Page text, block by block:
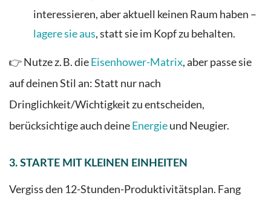
interessieren, aber aktuell keinen Raum haben –
lagere sie aus, statt sie im Kopf zu behalten.
👉 Nutze z. B. dieEisenhower-Matrix, aber passe sie
auf deinen Stil an: Statt nur nach
Dringlichkeit/Wichtigkeit zu entscheiden,
berücksichtige auch deineEnergieund Neugier.
3. STARTE MIT KLEINEN EINHEITEN
Vergiss den 12-Stunden-Produktivitätsplan. Fang